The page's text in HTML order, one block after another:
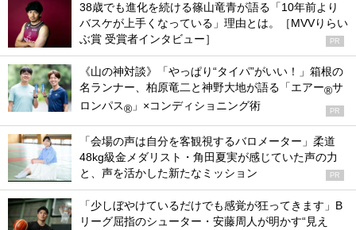
38歳でも進化を続ける篠山竜青が語る「10年前より
バスケが上手くなっている」理由とは。［MVVりらい
ぶ賞 受賞者インタビュー］
PR
《山の神対談》「やっぱり“タイパ”がいい！」箱根の
名ランナー、柏原竜二と神野大地が語る「エアー®サ
ロンパス® 」×コンディショニング術 PR
「会場の声は自分を客観視するバロメーター」柔道
48kg級金メダリスト・角田夏実が感じていた声の力
と、声を活かした新たなミッション
PR
「少しぼやけているだけでも感覚が狂ってきます」B
リーグ屈指のシューター・安藤周人が明かす“見え